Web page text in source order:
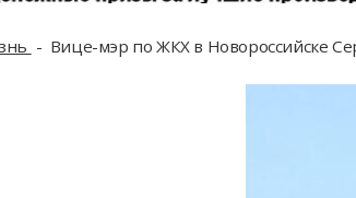
Вице-мэр по ЖКХ в Новороссийске